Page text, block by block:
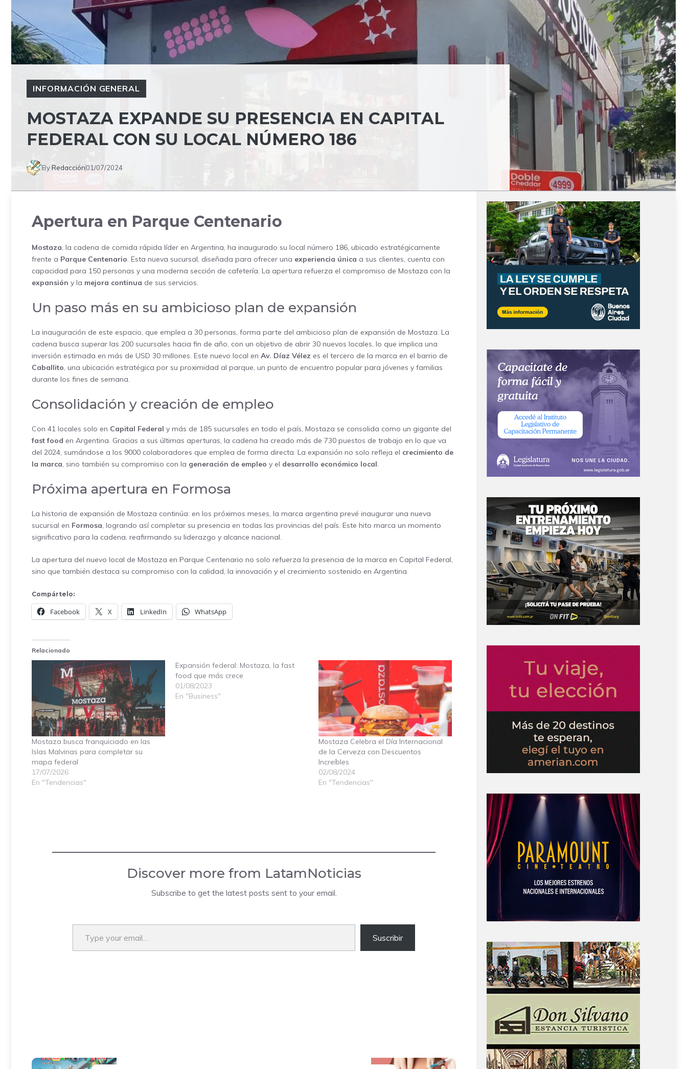
INFORMACIÓN GENERAL
MOSTAZA EXPANDE SU PRESENCIA EN CAPITAL
FEDERAL CON SU LOCAL NÚMERO 186
ByRedacción01/07/2024
Apertura en Parque Centenario
Mostaza, la cadena de comida rápida líder en Argentina, ha inaugurado su local número 186, ubicado estratégicamente
frente a Parque Centenario. Esta nueva sucursal, diseñada para ofrecer una experiencia única a sus clientes, cuenta con
capacidad para 150 personas y una moderna sección de cafetería. La apertura refuerza el compromiso de Mostaza con la
expansión y la mejora continua de sus servicios.
Un paso más en su ambicioso plan de expansión
La inauguración de este espacio, que emplea a 30 personas, forma parte del ambicioso plan de expansión de Mostaza. La
cadena busca superar las 200 sucursales hacia fin de año, con un objetivo de abrir 30 nuevos locales, lo que implica una
inversión estimada en más de USD 30 millones. Este nuevo local en Av. Díaz Vélez es el tercero de la marca en el barrio de
Caballito, una ubicación estratégica por su proximidad al parque, un punto de encuentro popular para jóvenes y familias
durante los fines de semana.
Consolidación y creación de empleo
Con 41 locales solo en Capital Federal y más de 185 sucursales en todo el país, Mostaza se consolida como un gigante del
fast food en Argentina. Gracias a sus últimas aperturas, la cadena ha creado más de 730 puestos de trabajo en lo que va
del 2024, sumándose a los 9000 colaboradores que emplea de forma directa. La expansión no solo refleja el crecimiento de
la marca, sino también su compromiso con la generación de empleo y el desarrollo económico local.
Próxima apertura en Formosa
La historia de expansión de Mostaza continúa: en los próximos meses, la marca argentina prevé inaugurar una nueva
sucursal en Formosa, logrando así completar su presencia en todas las provincias del país. Este hito marca un momento
significativo para la cadena, reafirmando su liderazgo y alcance nacional.
La apertura del nuevo local de Mostaza en Parque Centenario no solo refuerza la presencia de la marca en Capital Federal,
sino que también destaca su compromiso con la calidad, la innovación y el crecimiento sostenido en Argentina.
Compártelo:
Facebook X LinkedIn WhatsApp
Relacionado
Mostaza busca franquiciado en las
Islas Malvinas para completar su
mapa federal
17/07/2026
En "Tendencias"
Expansión federal: Mostaza, la fast
food que más crece
01/08/2023
En "Business"
Mostaza Celebra el Día Internacional
de la Cerveza con Descuentos
Increíbles
02/08/2024
En "Tendencias"
Discover more from LatamNoticias
Subscribe to get the latest posts sent to your email.
Type your email…
Suscribir